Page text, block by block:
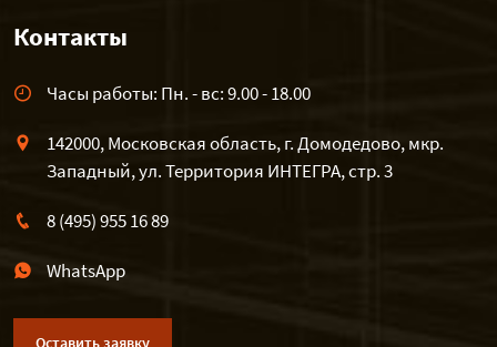
Контакты
Часы работы: Пн. - вс: 9.00 - 18.00
142000, Московская область, г. Домодедово, мкр.
Западный, ул. Территория ИНТЕГРА, стр. 3
8 (495) 955 16 89
WhatsApp
Оставить заявку